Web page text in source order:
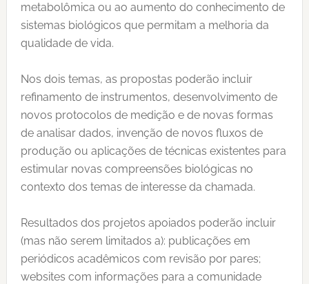
metabolômica ou ao aumento do conhecimento de
sistemas biológicos que permitam a melhoria da
qualidade de vida.
Nos dois temas, as propostas poderão incluir
refinamento de instrumentos, desenvolvimento de
novos protocolos de medição e de novas formas
de analisar dados, invenção de novos fluxos de
produção ou aplicações de técnicas existentes para
estimular novas compreensões biológicas no
contexto dos temas de interesse da chamada.
Resultados dos projetos apoiados poderão incluir
(mas não serem limitados a): publicações em
periódicos acadêmicos com revisão por pares;
websites com informações para a comunidade